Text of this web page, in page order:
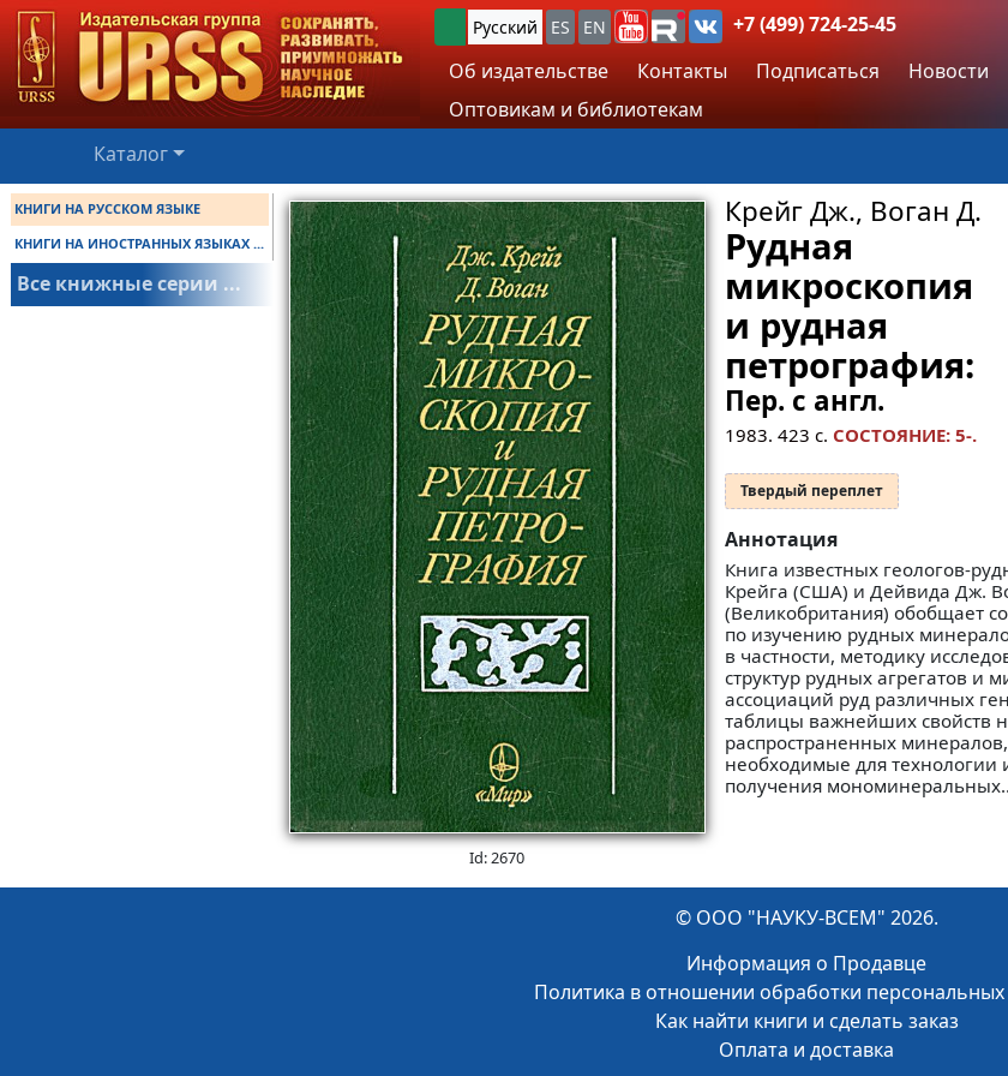
Русский ES EN
+7 (499) 724-25-45
Об издательстве
Контакты Подписаться Новости
Оптовикам и библиотекам
Каталог
КНИГИ НА РУССКОМ ЯЗЫКЕ
КНИГИ НА ИНОСТРАННЫХ ЯЗЫКАХ ...
Все книжные серии ...
Id: 2670
Крейг Дж., Воган Д.
Рудная
микроскопия
и рудная
петрография:
Пер. с англ.
1983. 423 с. СОСТОЯНИЕ: 5-.
Твердый переплет
Аннотация
Книга известных геологов-
Крейга (США) и Дейвида Дж.
(Великобритания) обобщает
по изучению рудных
в частности, методику
структур рудных агрегатов и
ассоциаций руд различных
таблицы важнейших свойств
распространенных
необходимые для технологии
получения
© ООО "НАУКУ-ВСЕМ" 2026.
Информация о Продавце
Политика в отношении обработки
Как найти книги и сделать заказ
Оплата и доставка